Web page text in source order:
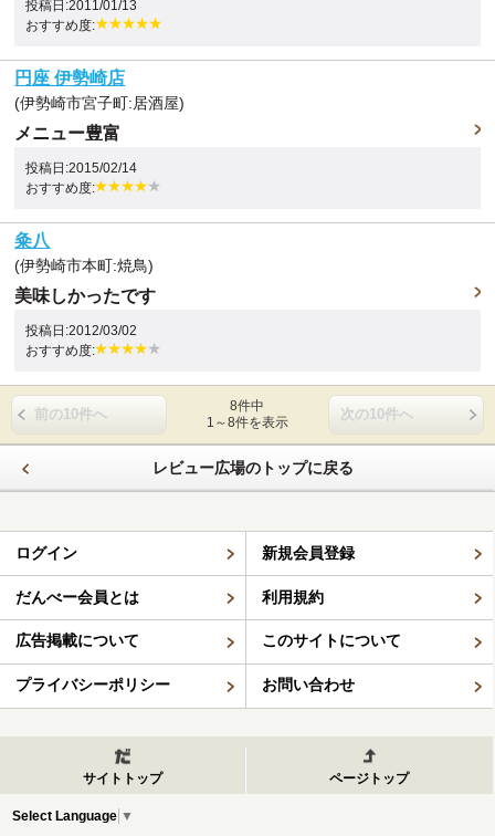
投稿日:2011/01/13
おすすめ度:
円座 伊勢崎店
(伊勢崎市宮子町:居酒屋)
メニュー豊富
投稿日:2015/02/14
おすすめ度:
粂八
(伊勢崎市本町:焼鳥)
美味しかったです
投稿日:2012/03/02
おすすめ度:
前の10件へ
8件中
1～8件を表示
次の10件へ
レビュー広場のトップに戻る
ログイン 新規会員登録
だんべー会員とは 利用規約
広告掲載について このサイトについて
プライバシーポリシー お問い合わせ
サイトトップ ページトップ
Select Language ▼